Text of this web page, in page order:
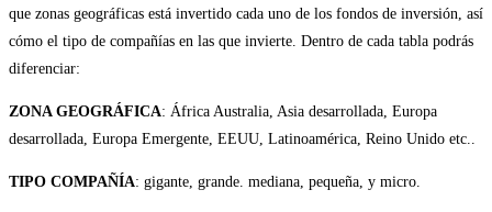
que zonas geográficas está invertido cada uno de los fondos de inversión, así
cómo el tipo de compañías en las que invierte. Dentro de cada tabla podrás
diferenciar:
ZONA GEOGRÁFICA: África Australia, Asia desarrollada, Europa
desarrollada, Europa Emergente, EEUU, Latinoamérica, Reino Unido etc..
TIPO COMPAÑÍA: gigante, grande. mediana, pequeña, y micro.